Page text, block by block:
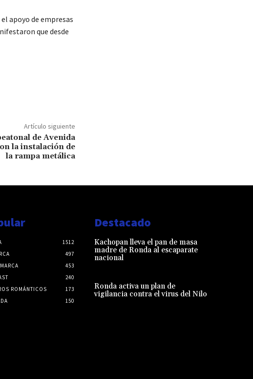
apoyo de empresas
que desde
Artículo siguiente
de Avenida
la instalación de
la rampa metálica
1512
497
453
240
ROMÁNTICOS
173
150
Destacado
Kachopan lleva el pan de masa
madre de Ronda al escaparate
nacional
Ronda activa un plan de
vigilancia contra el virus del Nilo